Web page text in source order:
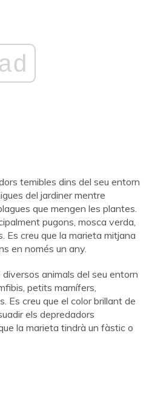
ad
temibles dins del seu entorn
del jardiner mentre
que mengen les plantes.
pugons, mosca verda,
Es creu que la marieta mitjana
en només un any.
animals del seu entorn
petits mamífers,
Es creu que el color brillant de
els depredadors
la marieta tindrà un fàstic o